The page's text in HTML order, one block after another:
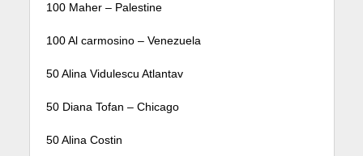
100 Maher – Palestine
100 Al carmosino – Venezuela
50 Alina Vidulescu Atlantav
50 Diana Tofan – Chicago
50 Alina Costin